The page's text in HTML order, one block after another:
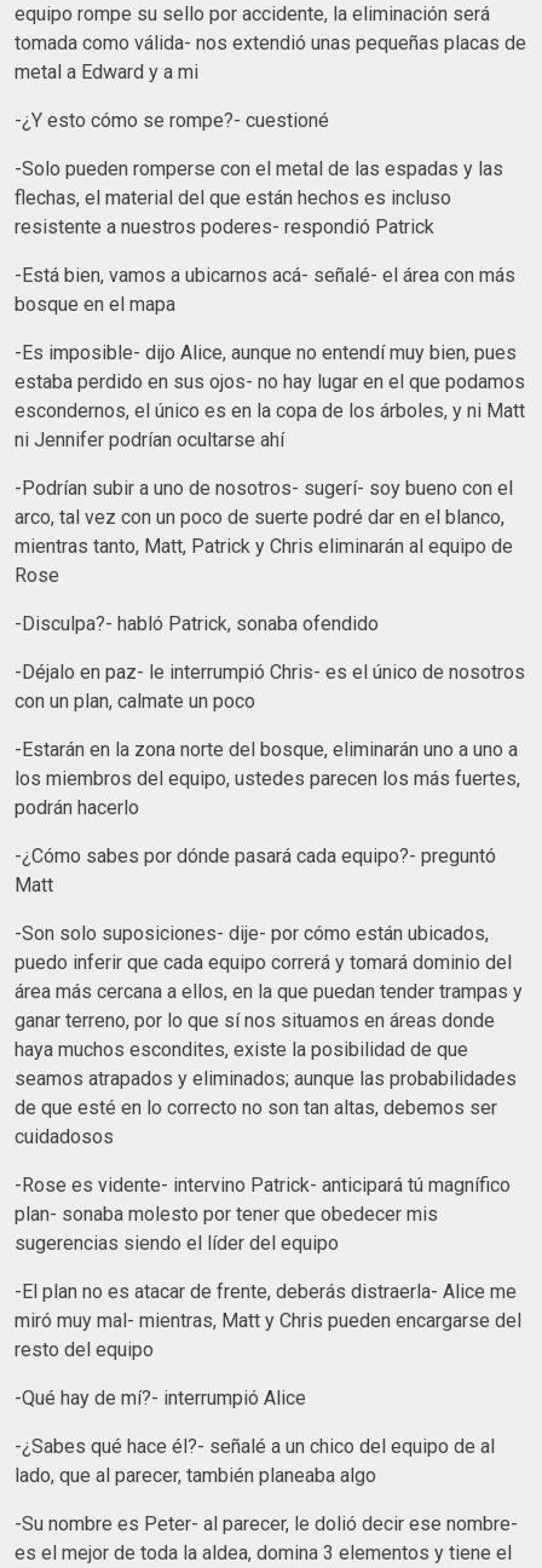
equipo rompe su sello por accidente, la eliminación será
tomada como válida- nos extendió unas pequeñas placas de
metal a Edward y a mi
-¿Y esto cómo se rompe?- cuestioné
-Solo pueden romperse con el metal de las espadas y las
flechas, el material del que están hechos es incluso
resistente a nuestros poderes- respondió Patrick
-Está bien, vamos a ubicarnos acá- señalé- el área con más
bosque en el mapa
-Es imposible- dijo Alice, aunque no entendí muy bien, pues
estaba perdido en sus ojos- no hay lugar en el que podamos
escondernos, el único es en la copa de los árboles, y ni Matt
ni Jennifer podrían ocultarse ahí
-Podrían subir a uno de nosotros- sugerí- soy bueno con el
arco, tal vez con un poco de suerte podré dar en el blanco,
mientras tanto, Matt, Patrick y Chris eliminarán al equipo de
Rose
-Disculpa?- habló Patrick, sonaba ofendido
-Déjalo en paz- le interrumpió Chris- es el único de nosotros
con un plan, calmate un poco
-Estarán en la zona norte del bosque, eliminarán uno a uno a
los miembros del equipo, ustedes parecen los más fuertes,
podrán hacerlo
-¿Cómo sabes por dónde pasará cada equipo?- preguntó
Matt
-Son solo suposiciones- dije- por cómo están ubicados,
puedo inferir que cada equipo correrá y tomará dominio del
área más cercana a ellos, en la que puedan tender trampas y
ganar terreno, por lo que sí nos situamos en áreas donde
haya muchos escondites, existe la posibilidad de que
seamos atrapados y eliminados; aunque las probabilidades
de que esté en lo correcto no son tan altas, debemos ser
cuidadosos
-Rose es vidente- intervino Patrick- anticipará tú magnífico
plan- sonaba molesto por tener que obedecer mis
sugerencias siendo el líder del equipo
-El plan no es atacar de frente, deberás distraerla- Alice me
miró muy mal- mientras, Matt y Chris pueden encargarse del
resto del equipo
-Qué hay de mí?- interrumpió Alice
-¿Sabes qué hace él?- señalé a un chico del equipo de al
lado, que al parecer, también planeaba algo
-Su nombre es Peter- al parecer, le dolió decir ese nombre-
es el mejor de toda la aldea, domina 3 elementos y tiene el